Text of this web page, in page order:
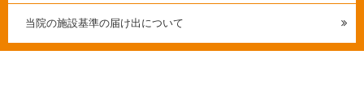
当院の施設基準の届け出について